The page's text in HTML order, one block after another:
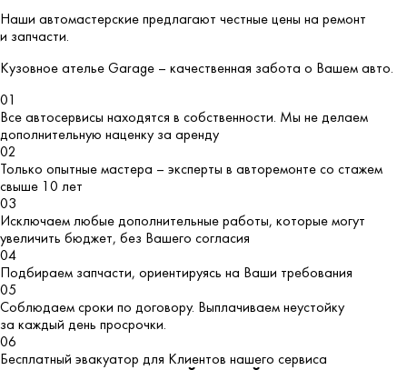
Наши автомастерские предлагают честные цены на ремонт
и запчасти.
Кузовное ателье Garage – качественная забота о Вашем авто.
01
Все автосервисы находятся в собственности. Мы не делаем
дополнительную наценку за аренду
02
Только опытные мастера – эксперты в авторемонте со стажем
свыше 10 лет
03
Исключаем любые дополнительные работы, которые могут
увеличить бюджет, без Вашего согласия
04
Подбираем запчасти, ориентируясь на Ваши требования
05
Соблюдаем сроки по договору. Выплачиваем неустойку
за каждый день просрочки.
06
Бесплатный эвакуатор для Клиентов нашего сервиса